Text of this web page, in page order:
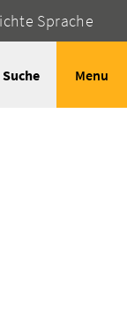
Sprache
Suche Menu